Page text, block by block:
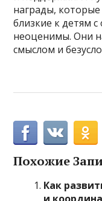
награды,
близкие к детям
неоценимы. Они
смыслом и
Похожие
Как